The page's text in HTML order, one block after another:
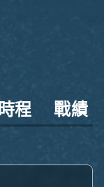
時程 戰績